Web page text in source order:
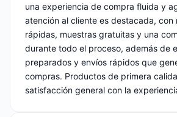
una experiencia de compra fluida y
atención al cliente es destacada, con
rápidas, muestras gratuitas y una
durante todo el proceso, además de
preparados y envíos rápidos que
compras. Productos de primera
satisfacción general con la